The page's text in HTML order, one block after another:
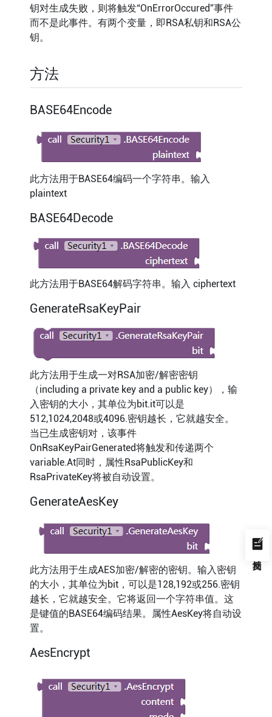
钥对生成失败，则将触发“OnErrorOccured”事件
而不是此事件。有两个变量，即RSA私钥和RSA公
钥。
方法
BASE64Encode
此方法用于BASE64编码一个字符串。输入
plaintext
BASE64Decode
此方法用于BASE64解码字符串。输入 ciphertext
GenerateRsaKeyPair
此方法用于生成一对RSA加密/解密密钥
（including a private key and a public key），输
入密钥的大小，其单位为bit.it可以是
512,1024,2048或4096.密钥越长，它就越安全。
当已生成密钥对，该事件
OnRsaKeyPairGenerated将触发和传递两个
variable.At同时，属性RsaPublicKey和
RsaPrivateKey将被自动设置。
GenerateAesKey
此方法用于生成AES加密/解密的密钥。输入密钥
的大小，其单位为bit，可以是128,192或256.密钥
越长，它就越安全。它将返回一个字符串值。这
是键值的BASE64编码结果。属性AesKey将自动设
置。
AesEncrypt